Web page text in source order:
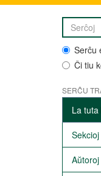
Serĉu
Ĉi tiu
SERĈU
La tuta
Aŭtoroj